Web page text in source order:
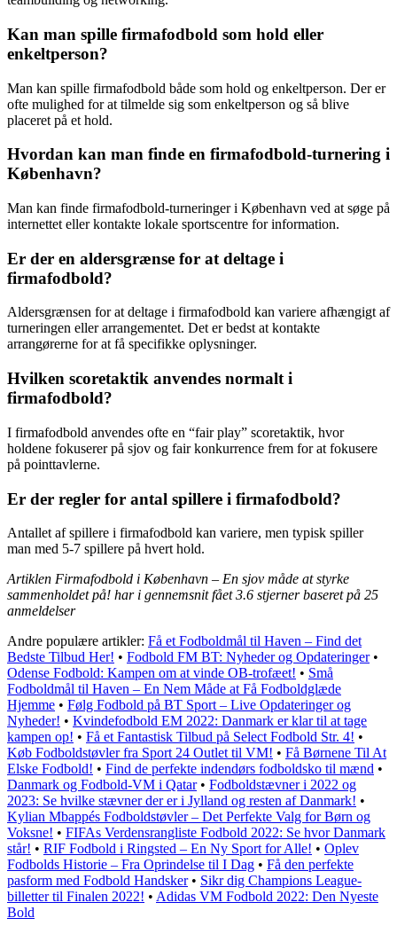
Kan man spille firmafodbold som hold eller
enkeltperson?
Man kan spille firmafodbold både som hold og enkeltperson. Der er
ofte mulighed for at tilmelde sig som enkeltperson og så blive
placeret på et hold.
Hvordan kan man finde en firmafodbold-turnering i
København?
Man kan finde firmafodbold-turneringer i København ved at søge på
internettet eller kontakte lokale sportscentre for information.
Er der en aldersgrænse for at deltage i
firmafodbold?
Aldersgrænsen for at deltage i firmafodbold kan variere afhængigt af
turneringen eller arrangementet. Det er bedst at kontakte
arrangørerne for at få specifikke oplysninger.
Hvilken scoretaktik anvendes normalt i
firmafodbold?
I firmafodbold anvendes ofte en “fair play” scoretaktik, hvor
holdene fokuserer på sjov og fair konkurrence frem for at fokusere
på pointtavlerne.
Er der regler for antal spillere i firmafodbold?
Antallet af spillere i firmafodbold kan variere, men typisk spiller
man med 5-7 spillere på hvert hold.
Artiklen Firmafodbold i København – En sjov måde at styrke
sammenholdet på! har i gennemsnit fået3.6 stjerner baseret på 25
anmeldelser
Andre populære artikler: Få et Fodboldmål til Haven – Find det
Bedste Tilbud Her! • Fodbold FM BT: Nyheder og Opdateringer•
Odense Fodbold: Kampen om at vinde OB-trofæet! • Små
Fodboldmål til Haven – En Nem Måde at Få Fodboldglæde
Hjemme • Følg Fodbold på BT Sport – Live Opdateringer og
Nyheder! • Kvindefodbold EM 2022: Danmark er klar til at tage
kampen op! • Få et Fantastisk Tilbud på Select Fodbold Str. 4! •
Køb Fodboldstøvler fra Sport 24 Outlet til VM! • Få Børnene Til At
Elske Fodbold! • Find de perfekte indendørs fodboldsko til mænd •
Danmark og Fodbold-VM i Qatar• Fodboldstævner i 2022 og
2023: Se hvilke stævner der er i Jylland og resten af Danmark! •
Kylian Mbappés Fodboldstøvler – Det Perfekte Valg for Børn og
Voksne! • FIFAs Verdensrangliste Fodbold 2022: Se hvor Danmark
står! • RIF Fodbold i Ringsted – En Ny Sport for Alle! • Oplev
Fodbolds Historie – Fra Oprindelse til I Dag • Få den perfekte
pasform med Fodbold Handsker• Sikr dig Champions League-
billetter til Finalen 2022! • Adidas VM Fodbold 2022: Den Nyeste
Bold